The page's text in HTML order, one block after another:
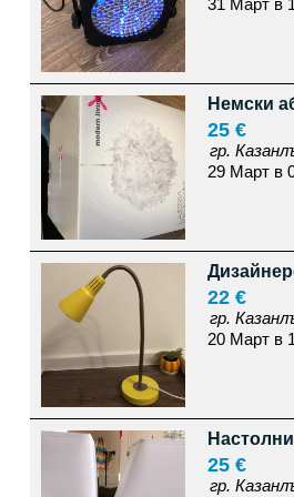
31 Март в
Немски
25 €
гр.
29 Март в
22 €
гр.
20 Март в
25 €
гр.